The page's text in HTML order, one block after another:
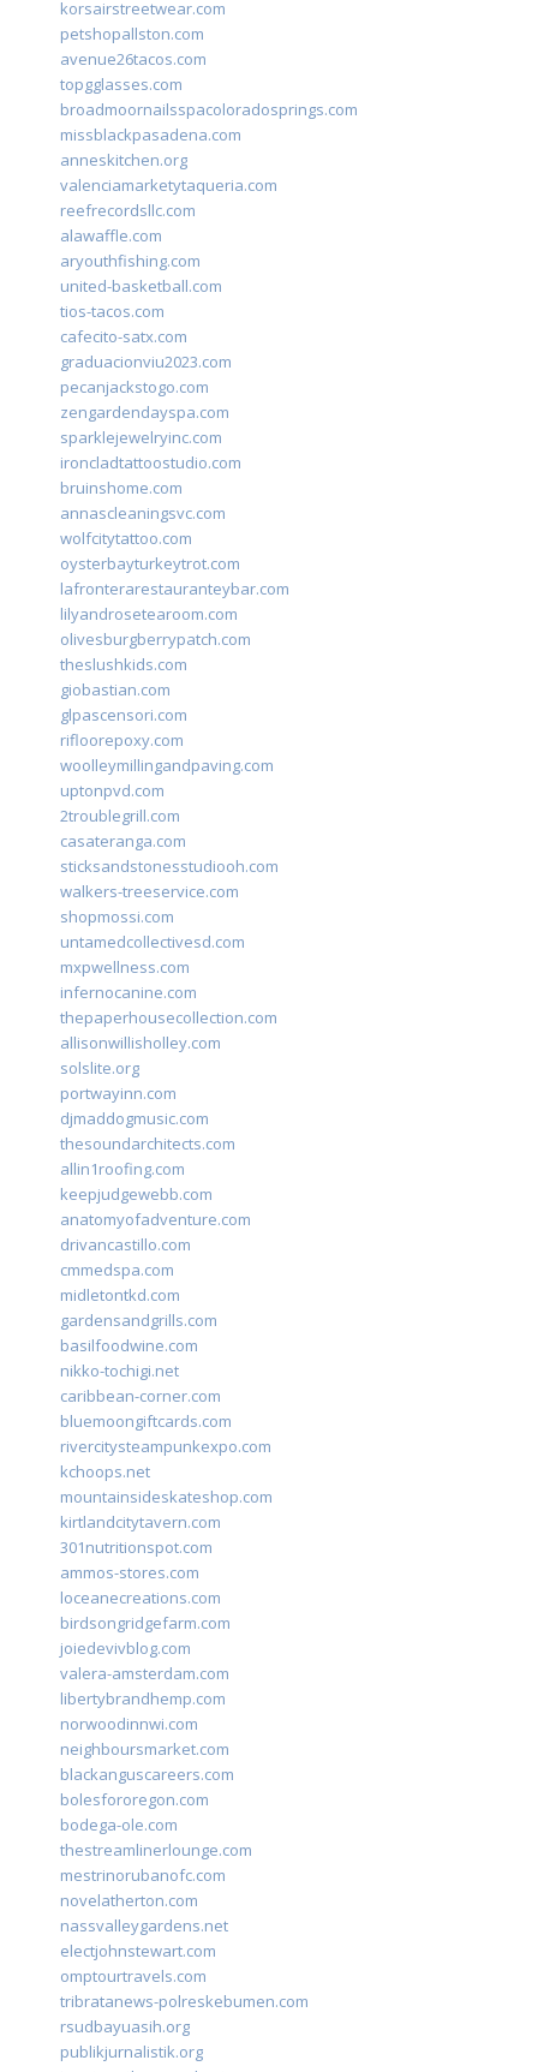
korsairstreetwear.com
petshopallston.com
avenue26tacos.com
topgglasses.com
broadmoornailsspacoloradosprings.com
missblackpasadena.com
anneskitchen.org
valenciamarketytaqueria.com
reefrecordsllc.com
alawaffle.com
aryouthfishing.com
united-basketball.com
tios-tacos.com
cafecito-satx.com
graduacionviu2023.com
pecanjackstogo.com
zengardendayspa.com
sparklejewelryinc.com
ironcladtattoostudio.com
bruinshome.com
annascleaningsvc.com
wolfcitytattoo.com
oysterbayturkeytrot.com
lafronterarestauranteybar.com
lilyandrosetearoom.com
olivesburgberrypatch.com
theslushkids.com
giobastian.com
glpascensori.com
rifloorepoxy.com
woolleymillingandpaving.com
uptonpvd.com
2troublegrill.com
casateranga.com
sticksandstonesstudiooh.com
walkers-treeservice.com
shopmossi.com
untamedcollectivesd.com
mxpwellness.com
infernocanine.com
thepaperhousecollection.com
allisonwillisholley.com
solslite.org
portwayinn.com
djmaddogmusic.com
thesoundarchitects.com
allin1roofing.com
keepjudgewebb.com
anatomyofadventure.com
drivancastillo.com
cmmedspa.com
midletontkd.com
gardensandgrills.com
basilfoodwine.com
nikko-tochigi.net
caribbean-corner.com
bluemoongiftcards.com
rivercitysteampunkexpo.com
kchoops.net
mountainsideskateshop.com
kirtlandcitytavern.com
301nutritionspot.com
ammos-stores.com
loceanecreations.com
birdsongridgefarm.com
joiedevivblog.com
valera-amsterdam.com
libertybrandhemp.com
norwoodinnwi.com
neighboursmarket.com
blackanguscareers.com
bolesfororegon.com
bodega-ole.com
thestreamlinerlounge.com
mestrinorubanofc.com
novelatherton.com
nassvalleygardens.net
electjohnstewart.com
omptourtravels.com
tribratanews-polreskebumen.com
rsudbayuasih.org
publikjurnalistik.org